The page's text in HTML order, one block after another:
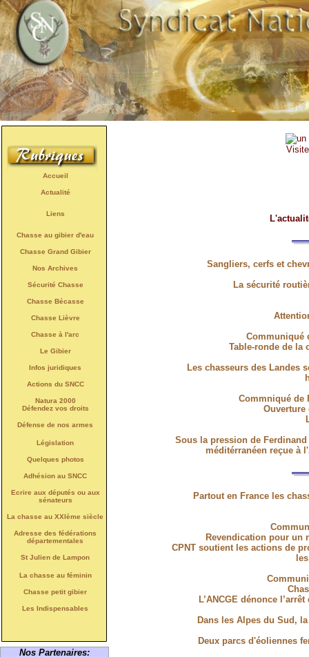
Accueil
Actualité
Liens
Chasse au gibier d'eau
Chasse Grand Gibier
Nos Archives
Sécurité Chasse
Chasse Bécasse
Chasse Lièvre
Chasse à l'arc
Le Gibier
Infos juridiques
Actions du SNCC
Natura 2000
Défendez vos droits
Défense de nos armes
Législation
Quelques photos
Adhésion au SNCC
Ecrire aux députés ou aux
sénateurs
La chasse au XXIème siècle
Adresse des fédérations
départementales
St Julien de Lampon
La chasse au féminin
Chasse petit gibier
Les Indispensables
Nos Partenaires:
Sangliers, cerfs et
La sécurité
Communiqué
Table-ronde de la
Les chasseurs des Landes
Commniqué de
Ouverture
Sous la pression de
méditérranéen reçue à
Partout en France les
Revendication pour un
CPNT soutient les actions de
L’ANCGE dénonce
Dans les Alpes du Sud,
Deux parcs d'éoliennes